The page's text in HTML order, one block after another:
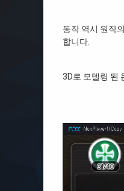
동작 역시 원작
합니다.
3D로 모델링 된